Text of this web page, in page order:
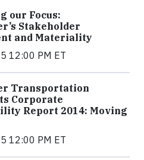
our Focus:
Stakeholder
and Materiality
12:00 PM ET
Transportation
Corporate
Report 2014: Moving
12:00 PM ET